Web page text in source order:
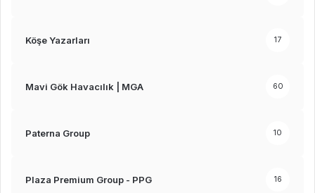
Köşe Yazarları 17
Mavi Gök Havacılık | MGA 60
Paterna Group 10
Plaza Premium Group - PPG 16